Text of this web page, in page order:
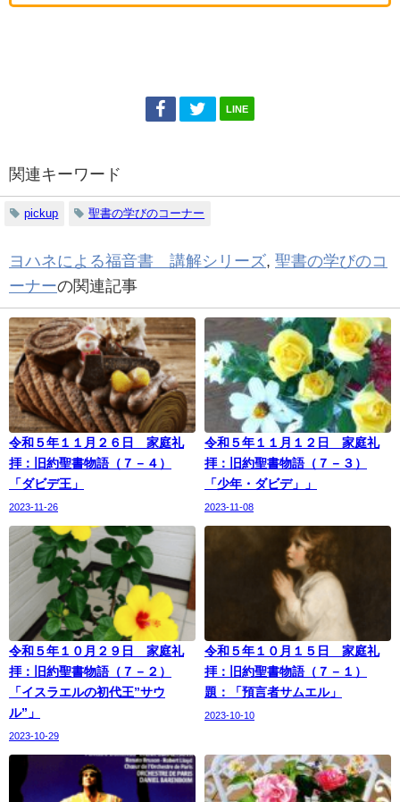
LINE
関連キーワード
pickup 聖書の学びのコーナー
ヨハネによる福音書 講解シリーズ, 聖書の学びのコ
ーナーの関連記事
令和５年１１月２６日 家庭礼
拝：旧約聖書物語（７－４）
「ダビデ王」
2023-11-26
令和５年１１月１２日 家庭礼
拝：旧約聖書物語（７－３）
「少年・ダビデ」」
2023-11-08
令和５年１０月２９日 家庭礼
拝：旧約聖書物語（７－２）
「イスラエルの初代王”サウ
ル”」
2023-10-29
令和５年１０月１５日 家庭礼
拝：旧約聖書物語（７－１）
題：「預言者サムエル」
2023-10-10